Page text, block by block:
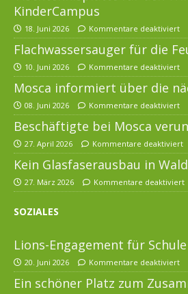
KinderCampus
18. Juni 2026 Kommentare deaktiviert
Flachwassersauger für die
10. Juni 2026 Kommentare deaktiviert
Mosca informiert über die
08. Juni 2026 Kommentare deaktiviert
Beschäftigte bei Mosca
27. April 2026 Kommentare deaktiviert
Kein Glasfaserausbau in
27. März 2026 Kommentare deaktiviert
SOZIALES
Lions-Engagement für
20. Juni 2026 Kommentare deaktiviert
Ein schöner Platz zum